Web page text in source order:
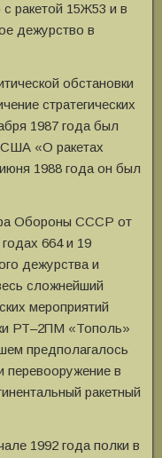
ракетой 15Ж53 и в
дежурство в
обстановки
стратегических
1987 года был
«О ракетах
1988 года он был
Обороны СССР от
664 и 19
дежурства и
сложнейший
мероприятий
РТ–2ПМ «Тополь»
предполагалось
перевооружение в
ракетный
1992 года полки в